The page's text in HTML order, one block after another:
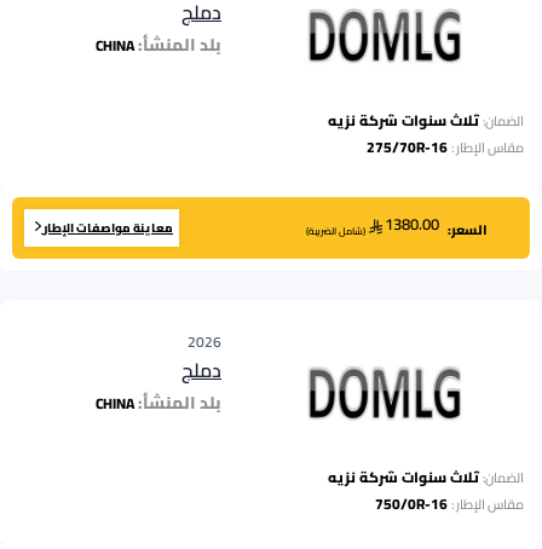
دملج
بلد المنشأ:CHINA
الضمان:ثلاث سنوات شركة نزيه
مقاس الإطار:
275/70R-16
السعر: 1380.00
(شامل الضريبة) معاينة مواصفات الإطار
2026
دملج
بلد المنشأ:CHINA
الضمان:ثلاث سنوات شركة نزيه
مقاس الإطار:
750/0R-16